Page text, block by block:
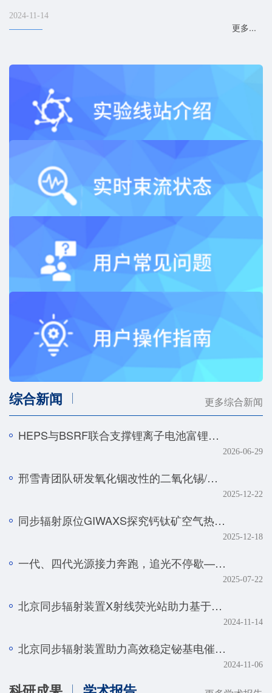
2024-11-14
更多...
综合新闻 更多综合新闻
HEPS与BSRF联合支撑锂离子电池富锂正极快速化成机制研究
2026-06-29
邢雪青团队研发氧化铟改性的二氧化锡/石墨烯复合催化剂——实现强酸体系下工业级电流密度的高效二氧化碳-甲酸转化
2025-12-22
同步辐射原位GIWAXS探究钙钛矿空气热处理的降解机制
2025-12-18
一代、四代光源接力奔跑，追光不停歇——BSRF第二十九届用户学术年会暨HEPS用户研讨会顺利召开
2025-07-22
北京同步辐射装置X射线荧光站助力基于人工智能技术的金属组学研究取得系列进展
2024-11-14
北京同步辐射装置助力高效稳定铋基电催化剂研究取得新进展
2024-11-06